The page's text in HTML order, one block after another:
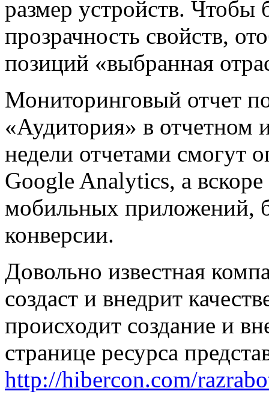
размер устройств. Чтобы
прозрачность свойств,
позиций «выбранная
Мониторинговый отчет
«Аудитория» в
недели отчетами смогут
Google Analytics, а
мобильных приложений,
конверсии.
Довольно известная
создаст и внедрит
происходит создание и
странице ресурса
http://hibercon.com/